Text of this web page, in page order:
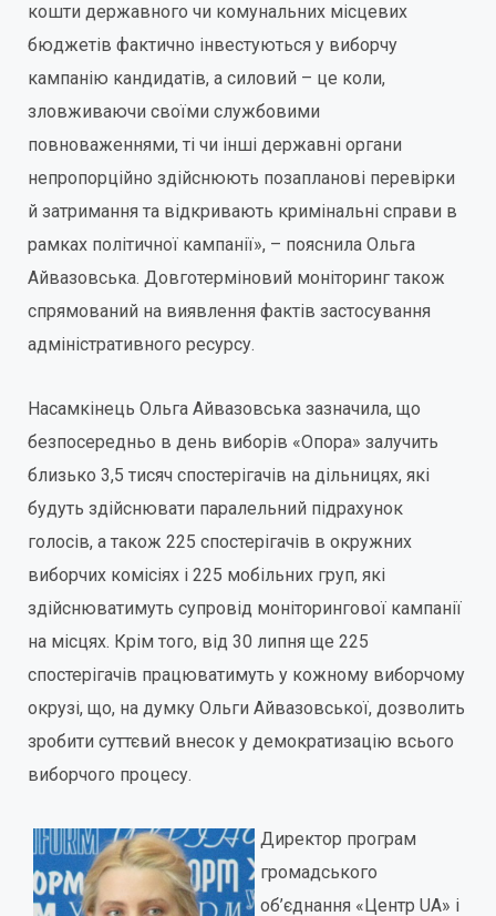
кошти державного чи комунальних місцевих
бюджетів фактично інвестуються у виборчу
кампанію кандидатів, а силовий – це коли,
зловживаючи своїми службовими
повноваженнями, ті чи інші державні органи
непропорційно здійснюють позапланові перевірки
й затримання та відкривають кримінальні справи в
рамках політичної кампанії», – пояснила Ольга
Айвазовська. Довготерміновий моніторинг також
спрямований на виявлення фактів застосування
адміністративного ресурсу.
Насамкінець Ольга Айвазовська зазначила, що
безпосередньо в день виборів «Опора» залучить
близько 3,5 тисяч спостерігачів на дільницях, які
будуть здійснювати паралельний підрахунок
голосів, а також 225 спостерігачів в окружних
виборчих комісіях і 225 мобільних груп, які
здійснюватимуть супровід моніторингової кампанії
на місцях. Крім того, від 30 липня ще 225
спостерігачів працюватимуть у кожному виборчому
окрузі, що, на думку Ольги Айвазовської, дозволить
зробити суттєвий внесок у демократизацію всього
виборчого процесу.
Директор програм
громадського
об’єднання «Центр UA» і